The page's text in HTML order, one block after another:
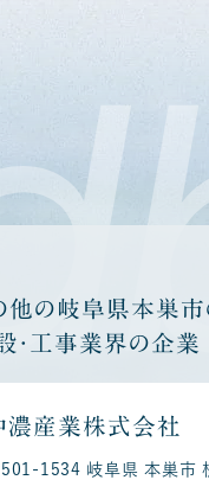
他の岐阜県本巣市
・工事業界の企業
濃産業株式会社
501-1534 岐阜県 本巣市